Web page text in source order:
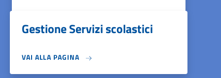
Gestione Servizi scolastici
VAI ALLA PAGINA